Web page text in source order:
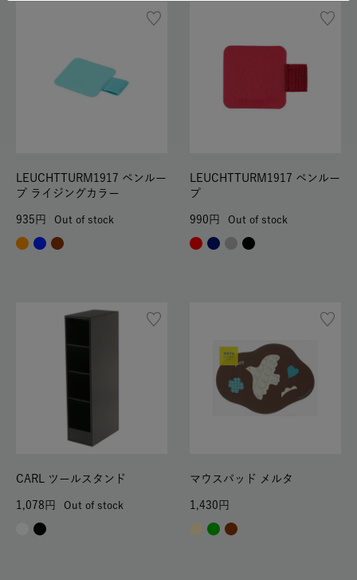
LEUCHTTURM1917 ペンルー
プ ライジングカラー
935 Out of stock
LEUCHTTURM1917 ペンルー
プ
990 Out of stock
CARL ツールスタンド
1,078 Out of stock
マウスパッド メルタ
1,430